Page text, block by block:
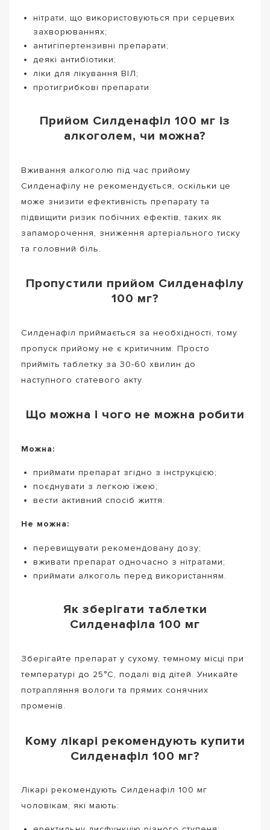
нітрати, що використовуються при серцевих
захворюваннях;
антигіпертензивні препарати;
деякі антибіотики;
ліки для лікування ВІЛ;
протигрибкові препарати.
Прийом Силденафіл 100 мг із
алкоголем, чи можна?
Вживання алкоголю під час прийому
Силденафілу не рекомендується, оскільки це
може знизити ефективність препарату та
підвищити ризик побічних ефектів, таких як
запаморочення, зниження артеріального тиску
та головний біль.
Пропустили прийом Силденафілу
100 мг?
Силденафіл приймається за необхідності, тому
пропуск прийому не є критичним. Просто
прийміть таблетку за 30-60 хвилин до
наступного статевого акту.
Що можна і чого не можна робити
Можна:
приймати препарат згідно з інструкцією;
поєднувати з легкою їжею;
вести активний спосіб життя.
Не можна:
перевищувати рекомендовану дозу;
вживати препарат одночасно з нітратами;
приймати алкоголь перед використанням.
Як зберігати таблетки
Силденафіла 100 мг
Зберігайте препарат у сухому, темному місці при
температурі до 25°C, подалі від дітей. Уникайте
потрапляння вологи та прямих сонячних
променів.
Кому лікарі рекомендують купити
Силденафіл 100 мг?
Лікарі рекомендують Силденафіл 100 мг
чоловікам, які мають: